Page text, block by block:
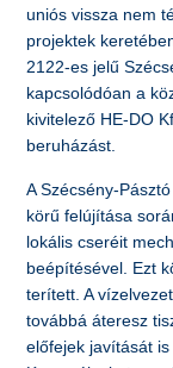
uniós vissza nem
projektek
2122-es jelű
kapcsolódóan a
kivitelező HE-DO
beruházást.
A Szécsény-
körű felújítása
lokális cseréit
beépítésével. Ezt
terített. A
továbbá áteresz
előfejek javítását